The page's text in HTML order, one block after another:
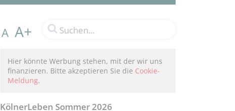
A A+
Hier könnte Werbung stehen, mit der wir uns
finanzieren. Bitte akzeptieren Sie die Cookie-
Meldung.
KölnerLeben Sommer 2026